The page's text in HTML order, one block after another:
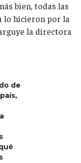
bien, todas las
lo hicieron por la
la directora
de